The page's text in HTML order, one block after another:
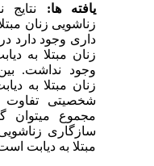
یافته ها:نتایج
زناشویی زنان
داری وجود دارد
زنان مبتلا به
وجود نداشت.
زنان مبتلا به
شخصیتی تفاوت
مجموع می‏توان
سازگاری زناشویی
مبتلا به دیابت است.